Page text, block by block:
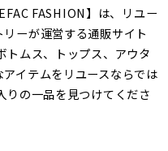
FASHION】は、リユー
ーが運営する通販サイト
トムス、トップス、アウタ
イテムをリユースならでは
りの一品を見つけてくださ